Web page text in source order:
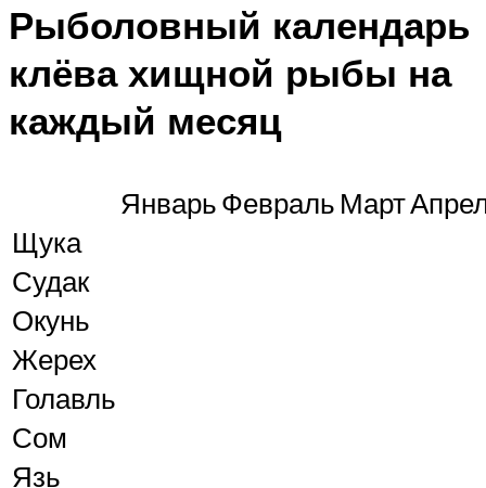
Рыболовный календарь
клёва хищной рыбы на
каждый месяц
ЯнварьФевраль Март
Щука
Судак
Окунь
Жерех
Голавль
Сом
Язь